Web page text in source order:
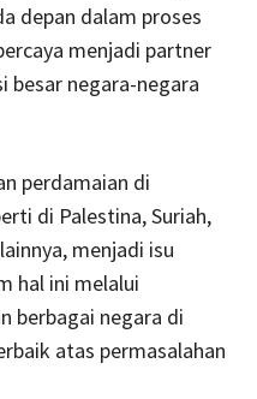
depan dalam proses
menjadi partner
besar negara-negara
perdamaian di
di Palestina, Suriah,
menjadi isu
hal ini melalui
berbagai negara di
atas permasalahan